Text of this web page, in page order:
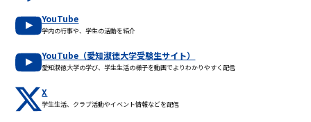
YouTube
学内の行事や、学生の活動を紹介
YouTube（愛知淑徳大学受験生サイト）
愛知淑徳大学の学び、学生生活の様子を動画でよりわかりやすく配信
X
学生生活、クラブ活動やイベント情報などを配信